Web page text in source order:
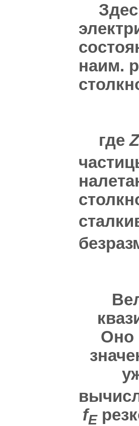
наим.
гдеZ
Оно
fE